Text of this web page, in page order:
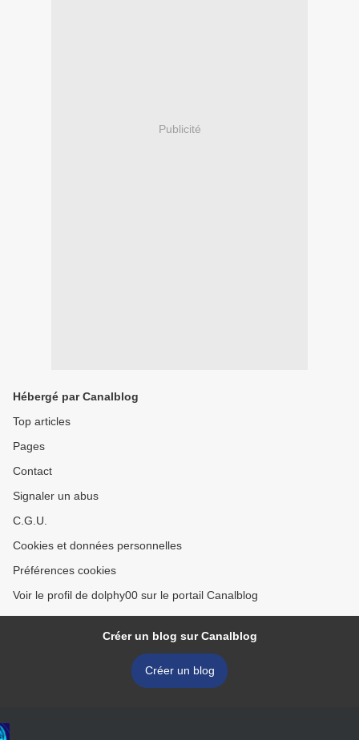
Publicité
Hébergé par Canalblog
Top articles
Pages
Contact
Signaler un abus
C.G.U.
Cookies et données personnelles
Préférences cookies
Voir le profil de dolphy00 sur le portail Canalblog
Créer un blog sur Canalblog
Créer un blog